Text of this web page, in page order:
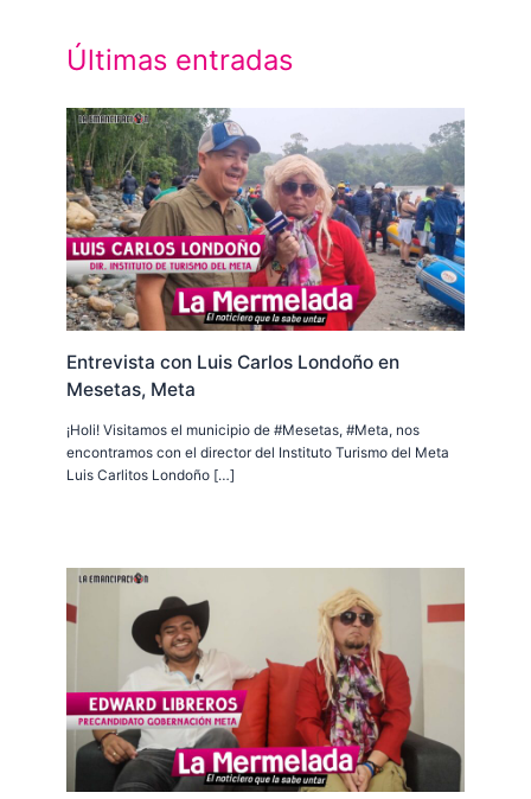
Últimas entradas
Entrevista con Luis Carlos Londoño en
Mesetas, Meta
¡Holi! Visitamos el municipio de #Mesetas, #Meta, nos
encontramos con el director del Instituto Turismo del Meta
Luis Carlitos Londoño […]